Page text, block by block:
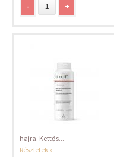
- +
hajra. Kettős...
Részletek »